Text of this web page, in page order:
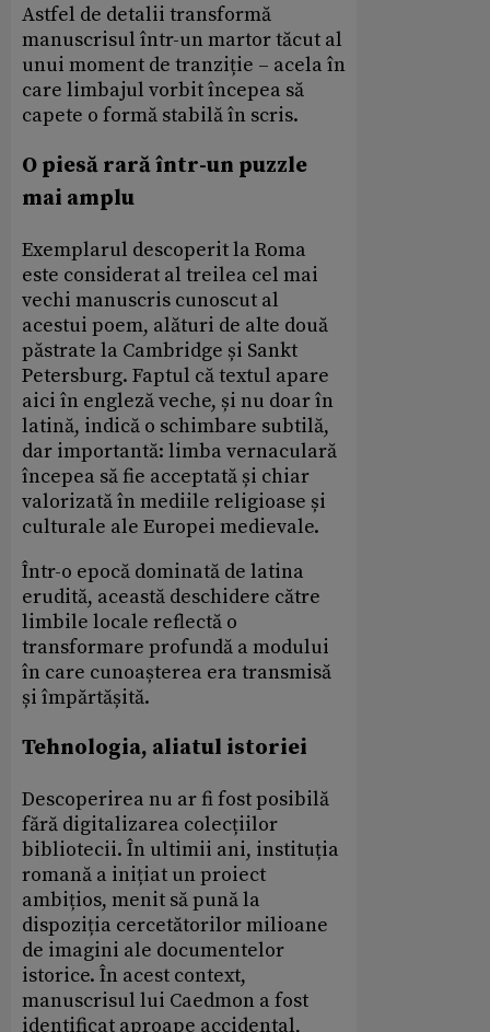
Astfel de detalii transformă
manuscrisul într-un martor tăcut al
unui moment de tranziție – acela în
care limbajul vorbit începea să
capete o formă stabilă în scris.
O piesă rară într-un puzzle
mai amplu
Exemplarul descoperit la Roma
este considerat al treilea cel mai
vechi manuscris cunoscut al
acestui poem, alături de alte două
păstrate la Cambridge și Sankt
Petersburg. Faptul că textul apare
aici în engleză veche, și nu doar în
latină, indică o schimbare subtilă,
dar importantă: limba vernaculară
începea să fie acceptată și chiar
valorizată în mediile religioase și
culturale ale Europei medievale.
Într-o epocă dominată de latina
erudită, această deschidere către
limbile locale reflectă o
transformare profundă a modului
în care cunoașterea era transmisă
și împărtășită.
Tehnologia, aliatul istoriei
Descoperirea nu ar fi fost posibilă
fără digitalizarea colecțiilor
bibliotecii. În ultimii ani, instituția
romană a inițiat un proiect
ambițios, menit să pună la
dispoziția cercetătorilor milioane
de imagini ale documentelor
istorice. În acest context,
manuscrisul lui Caedmon a fost
identificat aproape accidental,